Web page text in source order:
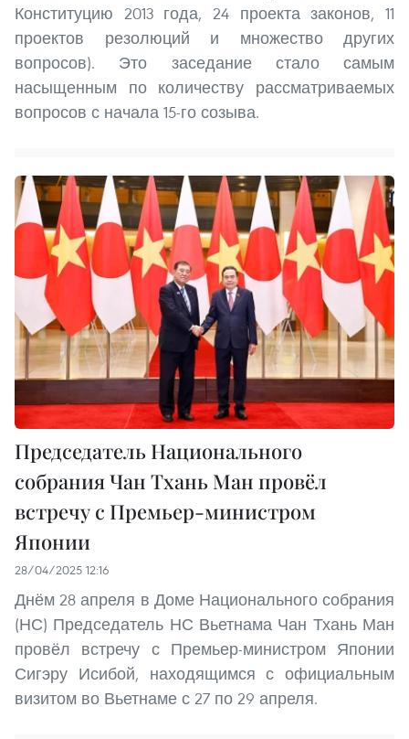
Конституцию 2013 года, 24 проекта законов, 11
проектов резолюций и множество других
вопросов). Это заседание стало самым
насыщенным по количеству рассматриваемых
вопросов с начала 15-го созыва.
Председатель Национального
собрания Чан Тхань Ман провёл
встречу с Премьер-министром
Японии
28/04/2025 12:16
Днём 28 апреля в Доме Национального собрания
(НС) Председатель НС Вьетнама Чан Тхань Ман
провёл встречу с Премьер-министром Японии
Сигэру Исибой, находящимся с официальным
визитом во Вьетнаме с 27 по 29 апреля.